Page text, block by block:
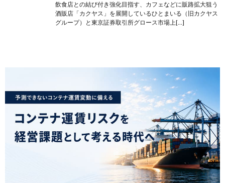
飲食店との結び付き強化目指す、カフェなどに販路拡大狙う
酒販店「カクヤス」を展開しているひとまいる（旧カクヤス
グループ）と東京証券取引所グロース市場上[…]